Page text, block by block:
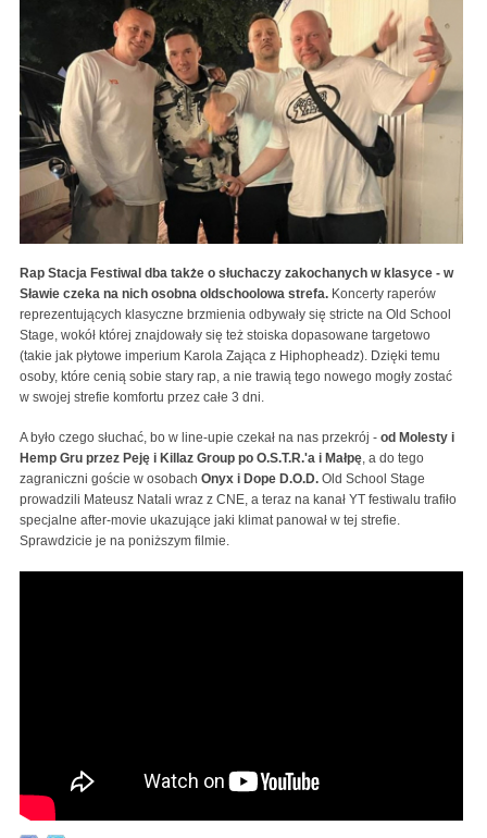
Rap Stacja Festiwal dba także o słuchaczy zakochanych w klasyce - w
Sławie czeka na nich osobna oldschoolowa strefa. Koncerty raperów
reprezentujących klasyczne brzmienia odbywały się stricte na Old School
Stage, wokół której znajdowały się też stoiska dopasowane targetowo
(takie jak płytowe imperium Karola Zająca z Hiphopheadz). Dzięki temu
osoby, które cenią sobie stary rap, a nie trawią tego nowego mogły zostać
w swojej strefie komfortu przez całe 3 dni.
A było czego słuchać, bo w line-upie czekał na nas przekrój - od Molesty i
Hemp Gru przez Peję i Killaz Group po O.S.T.R.'a i Małpę, a do tego
zagraniczni goście w osobach Onyx i Dope D.O.D. Old School Stage
prowadzili Mateusz Natali wraz z CNE, a teraz na kanał YT festiwalu trafiło
specjalne after-movie ukazujące jaki klimat panował w tej strefie.
Sprawdzicie je na poniższym filmie.